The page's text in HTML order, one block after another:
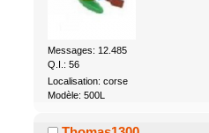
Messages: 12.485
Q.I.: 56
Localisation: corse
Modèle: 500L